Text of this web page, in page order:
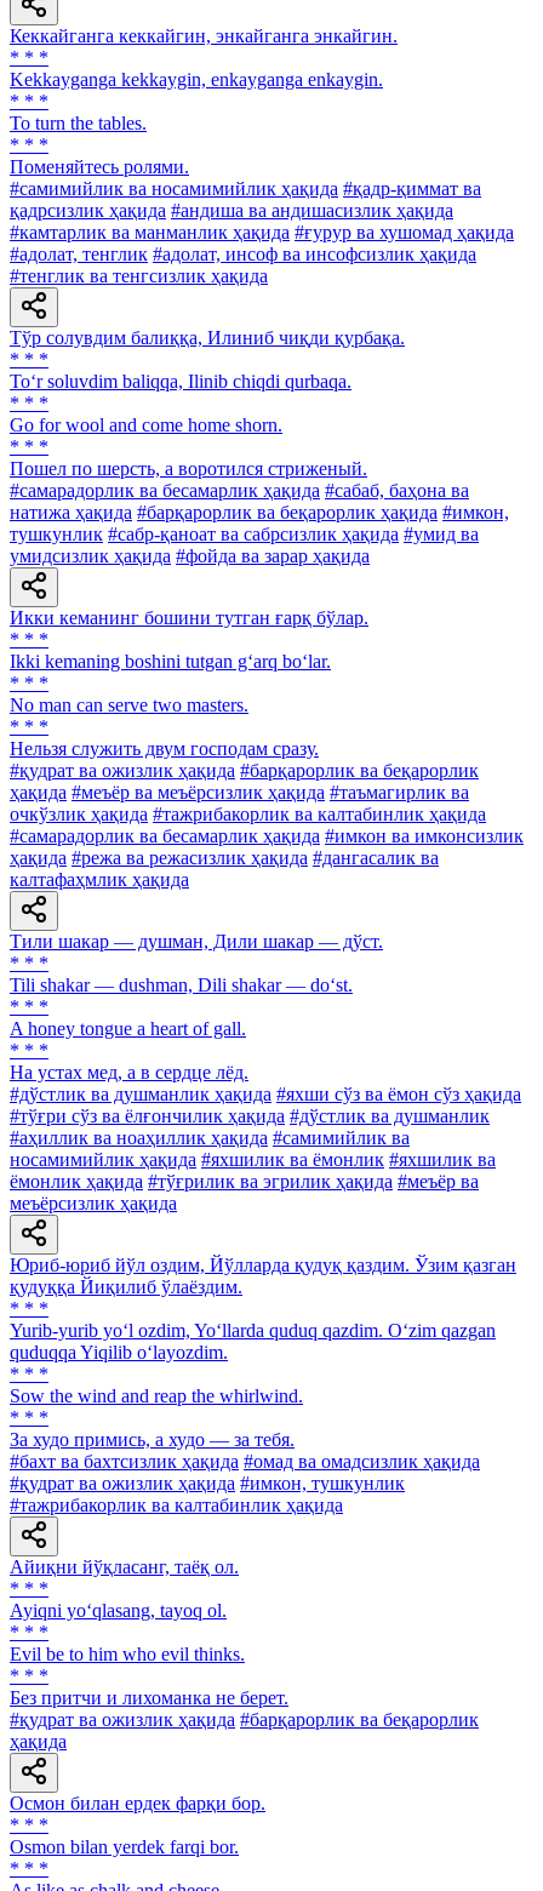
Кеккайганга кеккайгин, энкайганга энкайгин.
* * *
Kekkayganga kekkaygin, enkayganga enkaygin.
* * *
To turn the tables.
* * *
Поменяйтесь ролями.
#самимийлик ва носамимийлик ҳақида #қадр-қиммат ва
қадрсизлик ҳақида #андиша ва андишасизлик ҳақида
#камтарлик ва манманлик ҳақида #ғурур ва хушомад ҳақида
#адолат, тенглик #адолат, инсоф ва инсофсизлик ҳақида
#тенглик ва тенгсизлик ҳақида
Тўр солувдим балиққа, Илиниб чиқди қурбақа.
* * *
To‘r soluvdim baliqqa, Ilinib chiqdi qurbaqa.
* * *
Go for wool and come home shorn.
* * *
Пошел по шерсть, а воротился стриженый.
#самарадорлик ва бесамарлик ҳақида #сабаб, баҳона ва
натижа ҳақида #барқарорлик ва беқарорлик ҳақида #имкон,
тушкунлик #сабр-қаноат ва сабрсизлик ҳақида #умид ва
умидсизлик ҳақида #фойда ва зарар ҳақида
Икки кеманинг бошини тутган ғарқ бўлар.
* * *
Ikki kemaning boshini tutgan g‘arq bo‘lar.
* * *
No man can serve two masters.
* * *
Нельзя служить двум господам сразу.
#қудрат ва ожизлик ҳақида #барқарорлик ва беқарорлик
ҳақида #меъёр ва меъёрсизлик ҳақида #таъмагирлик ва
очкўзлик ҳақида #тажрибакорлик ва калтабинлик ҳақида
#самарадорлик ва бесамарлик ҳақида #имкон ва имконсизлик
ҳақида #режа ва режасизлик ҳақида #дангасалик ва
калтафаҳмлик ҳақида
Тили шакар — душман, Дили шакар — дўст.
* * *
Tili shakar — dushman, Dili shakar — do‘st.
* * *
A honey tongue a heart of gall.
* * *
На устах мед, а в сердце лёд.
#дўстлик ва душманлик ҳақида #яхши сўз ва ёмон сўз ҳақида
#тўғри сўз ва ёлғончилик ҳақида #дўстлик ва душманлик
#аҳиллик ва ноаҳиллик ҳақида #самимийлик ва
носамимийлик ҳақида #яхшилик ва ёмонлик #яхшилик ва
ёмонлик ҳақида #тўғрилик ва эгрилик ҳақида #меъёр ва
меъёрсизлик ҳақида
Юриб-юриб йўл оздим, Йўлларда қудуқ қаздим. Ўзим қазган
қудуққа Йиқилиб ўлаёздим.
* * *
Yurib-yurib yo‘l ozdim, Yo‘llarda quduq qazdim. O‘zim qazgan
quduqqa Yiqilib o‘layozdim.
* * *
Sow the wind and reap the whirlwind.
* * *
За худо примись, а худо — за тебя.
#бахт ва бахтсизлик ҳақида #омад ва омадсизлик ҳақида
#қудрат ва ожизлик ҳақида #имкон, тушкунлик
#тажрибакорлик ва калтабинлик ҳақида
Айиқни йўқласанг, таёқ ол.
* * *
Ayiqni yo‘qlasang, tayoq ol.
* * *
Evil be to him who evil thinks.
* * *
Без притчи и лихоманка не берет.
#қудрат ва ожизлик ҳақида #барқарорлик ва беқарорлик
ҳақида
Осмон билан ердек фарқи бор.
* * *
Osmon bilan yerdek farqi bor.
* * *